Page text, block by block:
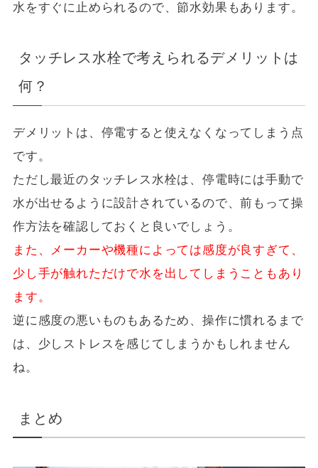
水をすぐに止められるので、節水効果もあります。
タッチレス水栓で考えられるデメリットは
何？
デメリットは、停電すると使えなくなってしまう点
です。
ただし最近のタッチレス水栓は、停電時には手動で
水が出せるように設計されているので、前もって操
作方法を確認しておくと良いでしょう。
また、メーカーや機種によっては感度が良すぎて、
少し手が触れただけで水を出してしまうこともあり
ます。
逆に感度の悪いものもあるため、 操作に慣れるまで
は、少しストレスを感じてしまうかもしれません
ね。
まとめ